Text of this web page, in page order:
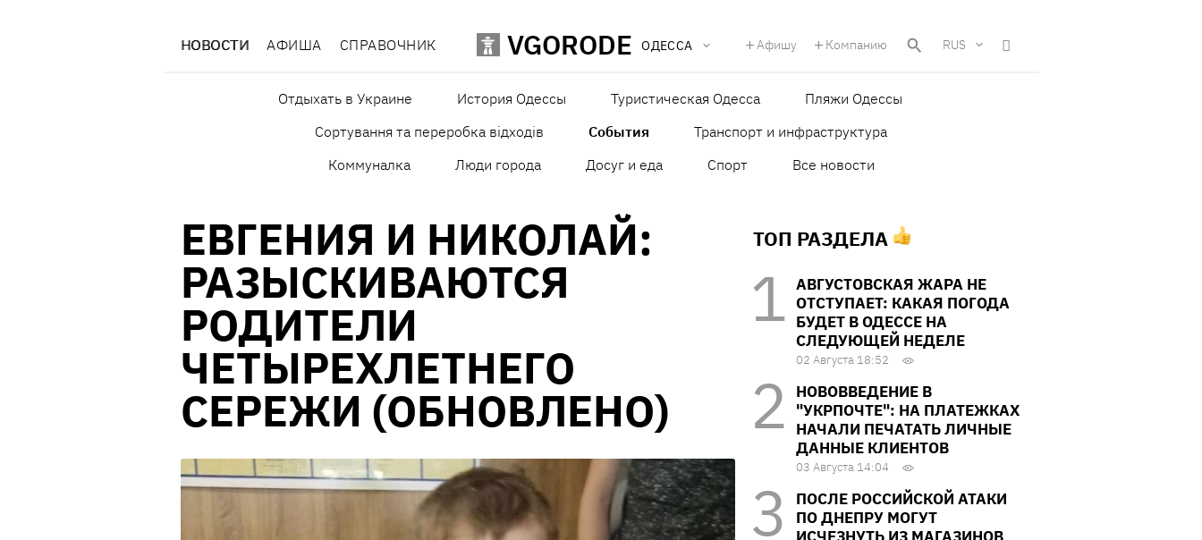
НОВОСТИ АФИША СПРАВОЧНИК VGORODE ОДЕССА Афишу Компанию RUS
Отдыхать в Украине История Одессы Туристическая Одесса
Пляжи Одессы
Сортування та переробка відходів
События
Транспорт и инфраструктура
Коммуналка
Люди города Досуг и еда Спорт Все новости
ЕВГЕНИЯ И НИКОЛАЙ:
РАЗЫСКИВАЮТСЯ
РОДИТЕЛИ
ЧЕТЫРЕХЛЕТНЕГО
СЕРЕЖИ (ОБНОВЛЕНО)
ТОП РАЗДЕЛА
АВГУСТОВСКАЯ ЖАРА НЕ
ОТСТУПАЕТ: КАКАЯ ПОГОДА
БУДЕТ В ОДЕССЕ НА
СЛЕДУЮЩЕЙ НЕДЕЛЕ
02 Августа 18:52
НОВОВВЕДЕНИЕ В
"УКРПОЧТЕ": НА ПЛАТЕЖКАХ
НАЧАЛИ ПЕЧАТАТЬ ЛИЧНЫЕ
ДАННЫЕ КЛИЕНТОВ
03 Августа 14:04
ПОСЛЕ РОССИЙСКОЙ АТАКИ
ПО ДНЕПРУ МОГУТ